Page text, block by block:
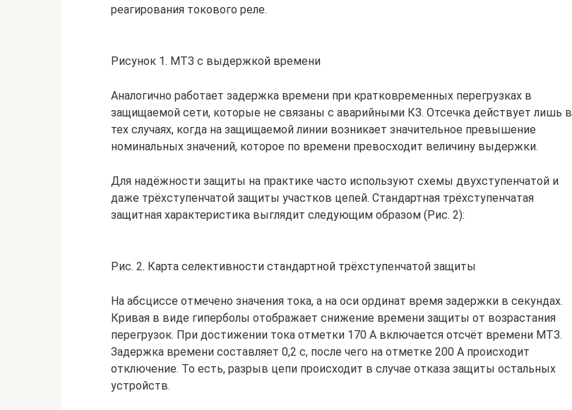
реагирования токового реле.
Рисунок 1. МТЗ с выдержкой времени
Аналогично работает задержка времени при кратковременных перегрузках в
защищаемой сети, которые не связаны с аварийными КЗ. Отсечка действует лишь в
тех случаях, когда на защищаемой линии возникает значительное превышение
номинальных значений, которое по времени превосходит величину выдержки.
Для надёжности защиты на практике часто используют схемы двухступенчатой и
даже трёхступенчатой защиты участков цепей. Стандартная трёхступенчатая
защитная характеристика выглядит следующим образом (Рис. 2):
Рис. 2. Карта селективности стандартной трёхступенчатой защиты
На абсциссе отмечено значения тока, а на оси ординат время задержки в секундах.
Кривая в виде гиперболы отображает снижение времени защиты от возрастания
перегрузок. При достижении тока отметки 170 А включается отсчёт времени МТЗ.
Задержка времени составляет 0,2 с, после чего на отметке 200 А происходит
отключение. То есть, разрыв цепи происходит в случае отказа защиты остальных
устройств.